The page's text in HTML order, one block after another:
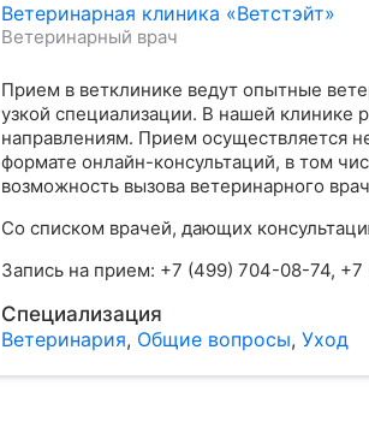
Ветеринарная клиника «Ветстэйт»
Ветеринарный врач
Прием в ветклинике ведут опытные
узкой специализации. В нашей клинике
направлениям. Прием осуществляется
формате онлайн-консультаций, в том
возможность вызова ветеринарного
Со списком врачей, дающих
Запись на прием: +7 (499) 704-08-74,
Специализация
Ветеринария, Общие вопросы, Уход